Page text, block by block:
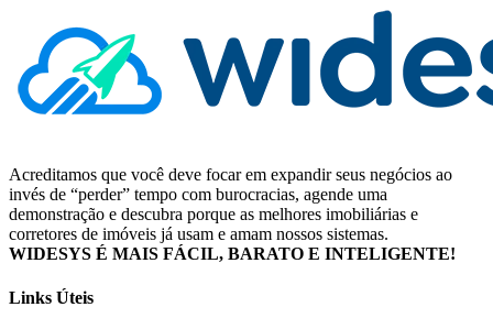
Acreditamos que você deve focar em expandir seus negócios ao
invés de “perder” tempo com burocracias, agende uma
demonstração e descubra porque as melhores imobiliárias e
corretores de imóveis já usam e amam nossos sistemas.
WIDESYS É MAIS FÁCIL, BARATO E INTELIGENTE!
Links Úteis